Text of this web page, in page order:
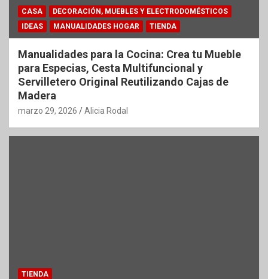
CASA
DECORACIÓN, MUEBLES Y ELECTRODOMÉSTICOS
IDEAS
MANUALIDADES HOGAR TIENDA
Manualidades para la Cocina: Crea tu Mueble
para Especias, Cesta Multifuncional y
Servilletero Original Reutilizando Cajas de
Madera
marzo 29, 2026 Alicia Rodal
TIENDA